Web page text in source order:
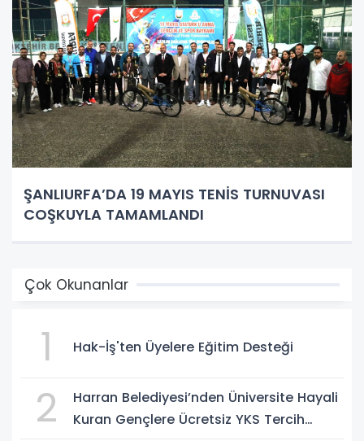
ŞANLIURFA’DA 19 MAYIS TENİS TURNUVASI
COŞKUYLA TAMAMLANDI
Çok Okunanlar
1 Hak-İş'ten Üyelere Eğitim Desteği
2
Harran Belediyesi’nden Üniversite Hayali
Kuran Gençlere Ücretsiz YKS Tercih